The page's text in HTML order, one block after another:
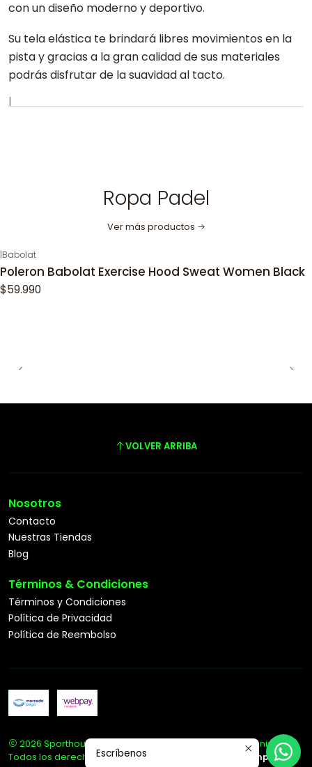
con un diseño moderno y deportivo.
Su tela elástica te brindará libres movimientos en la
pista y gracias a la gran calidad de sus materiales
podrás disfrutar de la suavidad al tacto.
|
Ropa Padel
Ver más productos
|Babolat
Poleron Babolat Exercise Hood Sweat Women Black
$59.990
VOLVER ARRIBA
Nosotros
Contacto
Nuestras Tiendas
Blog
Términos & Condiciones
Términos y Condiciones
Política de Privacidad
Política de Reembolso
2026 Sporthouse Tienda Deportiva Especialista en Tenis.
Todos los derechos reservados.
Desarrollado por Jumpseller
Escríbenos